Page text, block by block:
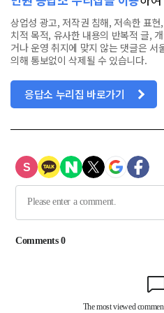
상업성 광고, 저작권 침해, 저속한 표
치적 목적, 유사한 내용의 반복적 글,
거나 운영 취지에 맞지 않는 댓글은 서
의해 통보없이 삭제될 수 있습니다.
응답소 누리집 바로가기